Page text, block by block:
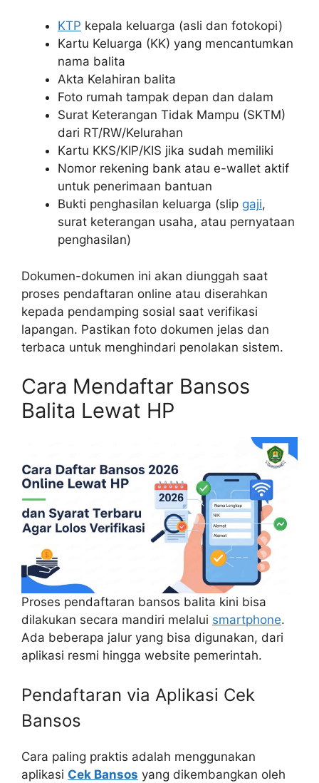
KTP kepala keluarga (asli dan fotokopi)
Kartu Keluarga (KK) yang mencantumkan
nama balita
Akta Kelahiran balita
Foto rumah tampak depan dan dalam
Surat Keterangan Tidak Mampu (SKTM)
dari RT/RW/Kelurahan
Kartu KKS/KIP/KIS jika sudah memiliki
Nomor rekening bank atau e-wallet aktif
untuk penerimaan bantuan
Bukti penghasilan keluarga (slip gaji,
surat keterangan usaha, atau pernyataan
penghasilan)
Dokumen-dokumen ini akan diunggah saat
proses pendaftaran online atau diserahkan
kepada pendamping sosial saat verifikasi
lapangan. Pastikan foto dokumen jelas dan
terbaca untuk menghindari penolakan sistem.
Cara Mendaftar Bansos
Balita Lewat HP
Proses pendaftaran bansos balita kini bisa
dilakukan secara mandiri melalui smartphone.
Ada beberapa jalur yang bisa digunakan, dari
aplikasi resmi hingga website pemerintah.
Pendaftaran via Aplikasi Cek
Bansos
Cara paling praktis adalah menggunakan
aplikasi Cek Bansos yang dikembangkan oleh